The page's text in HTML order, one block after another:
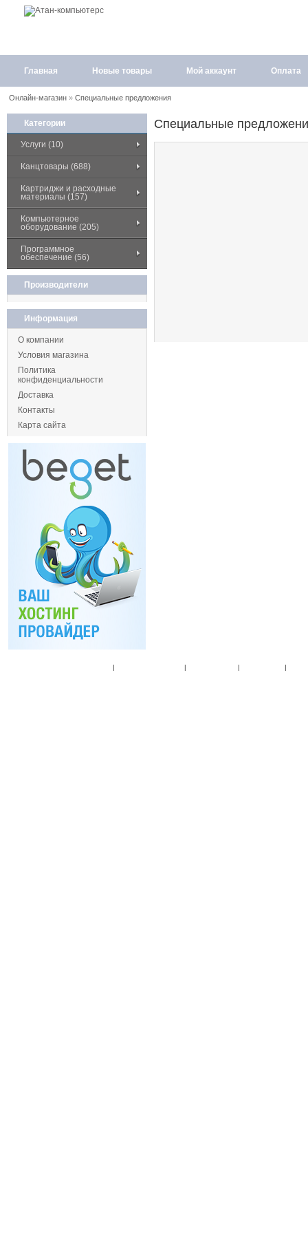
Главная Новые товары Мой аккаунт Оплата
Онлайн-магазин» Специальные предложения
Категории
Услуги (10)
Канцтовары (688)
Картриджи и расходные
материалы (157)
Компьютерное
оборудование (205)
Программное
обеспечение (56)
Производители
Информация
О компании
Условия магазина
Политика
конфиденциальности
Доставка
Контакты
Карта сайта
Специальные
| | | |